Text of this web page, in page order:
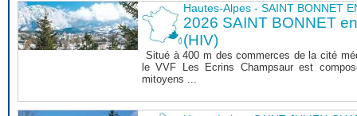
Hautes-Alpes - SAINT BONNET
2026 SAINT BONNET
(HIV)
Situé à 400 m des commerces de la cité
le VVF Les Ecrins Champsaur est
mitoyens ...